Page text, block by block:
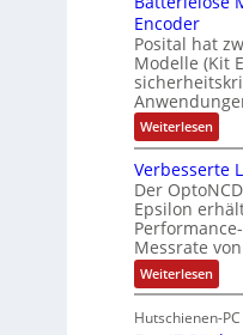
g
e
w
ä
h
t
f
t
e
r
ä
l
t
S
c
h
u
t
z
l
a
c
k
b
e
s
c
l
o
s
e
F
a
n
g
s
c
h
a
l
u
n
g
Encoder
Posital hat
Modelle (Kit
Weiterlesen:
B
t
t
e
r
i
e
l
o
e
Verbesserte
Der
Epsilon
Messrate
Weiterlesen:
V
r
Hutschienen-